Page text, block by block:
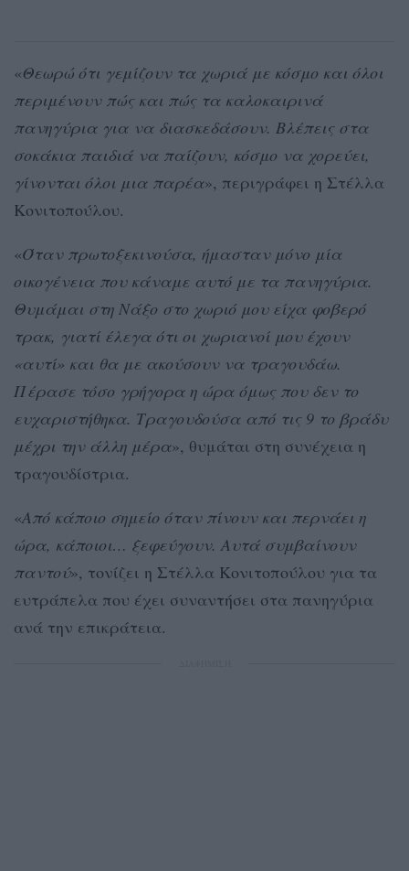
«Θεωρώ ότι γεμίζουν τα χωριά με κόσμο και όλοι
περιμένουν πώς και πώς τα καλοκαιρινά
πανηγύρια για να διασκεδάσουν. Βλέπεις στα
σοκάκια παιδιά να παίζουν, κόσμο να χορεύει,
γίνονται όλοι μια παρέα», περιγράφει η Στέλλα
Κονιτοπούλου.
«Όταν πρωτοξεκινούσα, ήμασταν μόνο μία
οικογένεια που κάναμε αυτό με τα πανηγύρια.
Θυμάμαι στη Νάξο στο χωριό μου είχα φοβερό
τρακ, γιατί έλεγα ότι οι χωριανοί μου έχουν
«αυτί» και θα με ακούσουν να τραγουδάω.
Πέρασε τόσο γρήγορα η ώρα όμως που δεν το
ευχαριστήθηκα. Τραγουδούσα από τις 9 το βράδυ
μέχρι την άλλη μέρα», θυμάται στη συνέχεια η
τραγουδίστρια.
«Από κάποιο σημείο όταν πίνουν και περνάει η
ώρα, κάποιοι… ξεφεύγουν. Αυτά συμβαίνουν
παντού», τονίζει η Στέλλα Κονιτοπούλου για τα
ευτράπελα που έχει συναντήσει στα πανηγύρια
ανά την επικράτεια.